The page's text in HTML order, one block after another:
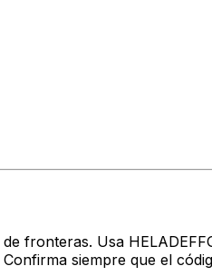
fronteras. Usa
siempre que el